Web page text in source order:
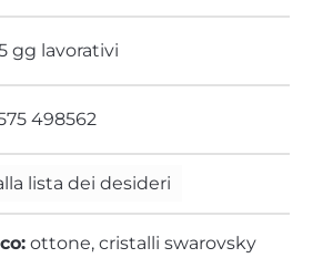
gg lavorativi
498562
lista dei desideri
ottone, cristalli swarovsky